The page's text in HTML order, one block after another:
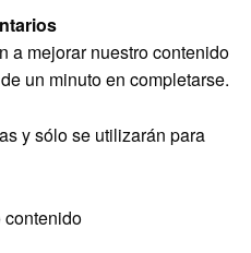
a mejorar nuestro contenido
un minuto en completarse.
y sólo se utilizarán para
contenido